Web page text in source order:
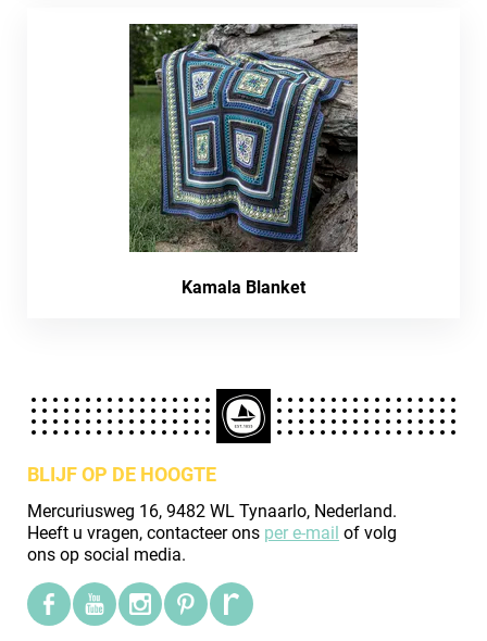
Kamala Blanket
BLIJF OP DE HOOGTE
Mercuriusweg 16, 9482 WL Tynaarlo, Nederland.
Heeft u vragen, contacteer ons per e-mail of volg
ons op social media.